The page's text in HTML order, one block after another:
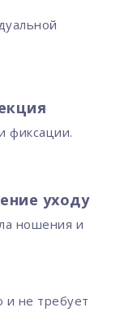
фиксации.
уходу
ношения и
и не требует